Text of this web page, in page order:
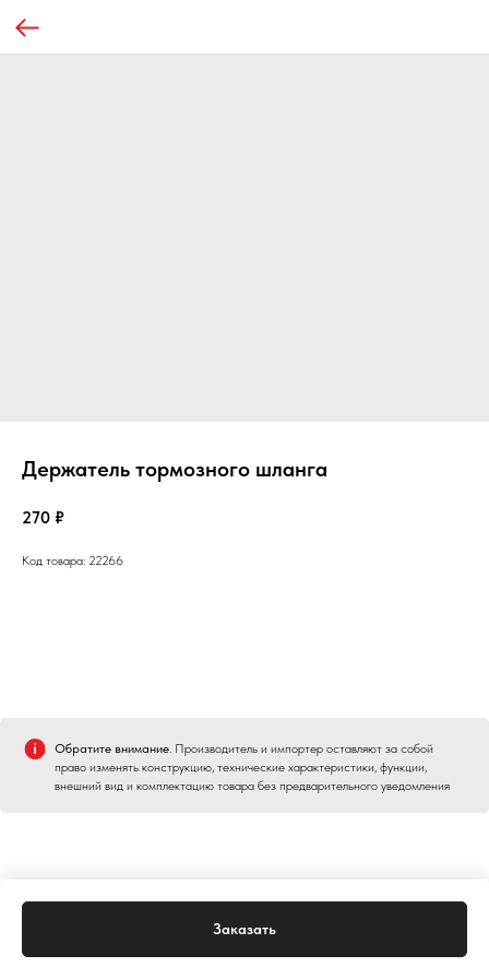
Держатель тормозного шланга
270 ₽
Заказать
Код товара: 22266
Обратите внимание. Производитель и импортер оставляют за собой
право изменять конструкцию, технические характеристики, функции,
внешний вид и комплектацию товара без предварительного уведомления